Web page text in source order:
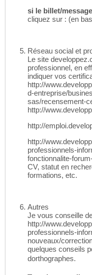
si le billet/
cliquez sur : (en
Réseau social et
Le site
professionnel, en
indiquer vos
http://
d-entreprise/
sas/recensement-
http://
http://
http://
professionnels-
fonctionnalite-
CV, statut en
formations, etc.
Autres
Je vous conseille
http://
professionnels-
nouveaux/
quelques conseils
dorthographes.